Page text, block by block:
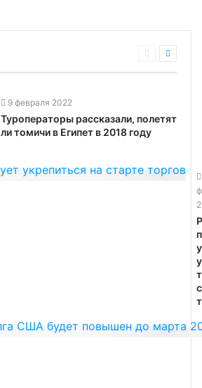
9 февраля 2022
Туроператоры рассказали, полетят
ли томичи в Египет в 2018 году